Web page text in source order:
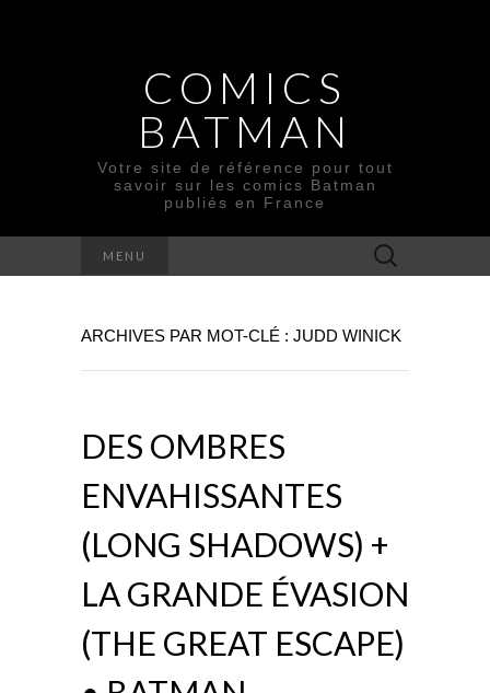
COMICS
BATMAN
Votre site de référence pour tout
savoir sur les comics Batman
publiés en France
MENU Rechercher :
ARCHIVES PAR MOT-CLÉ : JUDD WINICK
DES OMBRES
ENVAHISSANTES
(LONG SHADOWS) +
LA GRANDE ÉVASION
(THE GREAT ESCAPE)